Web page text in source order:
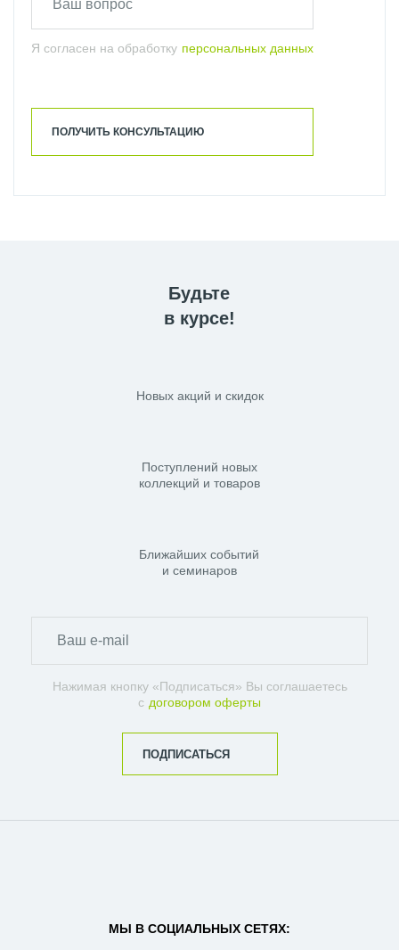
Я согласен на обработку персональных данных
ПОЛУЧИТЬ КОНСУЛЬТАЦИЮ
Будьте
в курсе!
Новых акций и скидок
Поступлений новых
коллекций и товаров
Ближайших событий
и семинаров
Нажимая кнопку «Подписаться» Вы соглашаетесь
с договором оферты
ПОДПИСАТЬСЯ
МЫ В СОЦИАЛЬНЫХ СЕТЯХ: